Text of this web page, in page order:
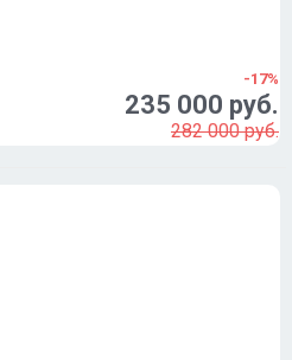
-17%
235 000 руб.
282 000 руб.